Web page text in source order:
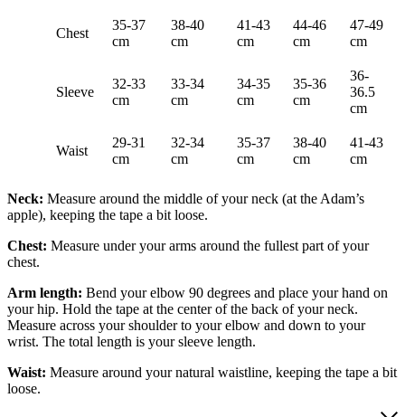
Chest
35-37
cm
38-40
cm
41-43
cm
44-46
cm
47-49
cm
Sleeve
32-33
cm
33-34
cm
34-35
cm
35-36
cm
36-
36.5
cm
Waist
29-31
cm
32-34
cm
35-37
cm
38-40
cm
41-43
cm
Neck: Measure around the middle of your neck (at the Adam’s
apple), keeping the tape a bit loose.
Chest: Measure under your arms around the fullest part of your
chest.
Arm length: Bend your elbow 90 degrees and place your hand on
your hip. Hold the tape at the center of the back of your neck.
Measure across your shoulder to your elbow and down to your
wrist. The total length is your sleeve length.
Waist: Measure around your natural waistline, keeping the tape a bit
loose.